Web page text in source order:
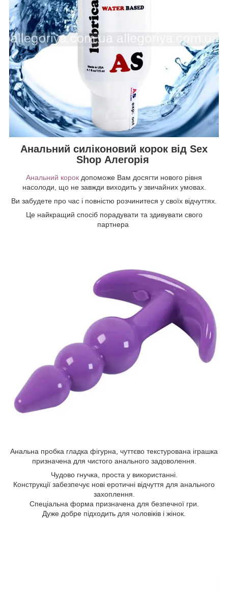
Анальний силіконовий корок від Sex
Shop Алегорія
Анальний корок допоможе Вам досягти нового рівня
насолоди, що не завжди виходить у звичайних умовах.
Ви забудете про час і повністю розчинитеся у своїх відчуттях.
Це найкращий спосіб порадувати та здивувати свого
партнера
Анальна пробка гладка фігурна, чуттєво текстурована іграшка
призначена для чистого анального задоволення.
Чудово гнучка, проста у використанні.
Конструкції забезпечує нові еротичні відчуття для анального
захоплення.
Спеціальна форма призначена для безпечної гри.
Дуже добре підходить для чоловіків і жінок.